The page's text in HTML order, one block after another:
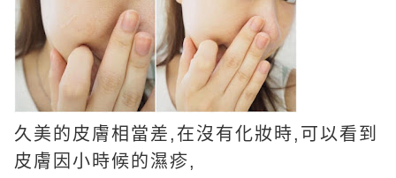
久美的皮膚相當差,在沒有化妝時,可以看到
皮膚因小時候的濕疹,